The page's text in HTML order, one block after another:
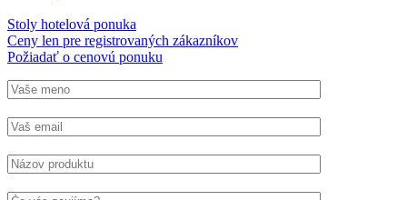
Stoly hotelová ponuka
Ceny len pre registrovaných zákazníkov
Požiadať o cenovú ponuku